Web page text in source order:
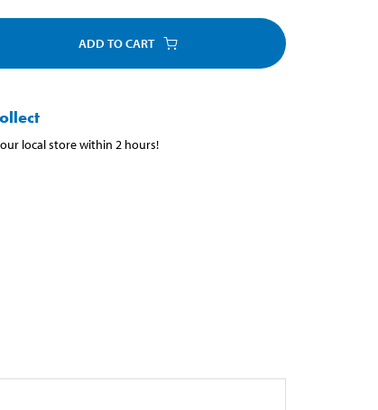
ADD TO CART
local store within 2 hours!